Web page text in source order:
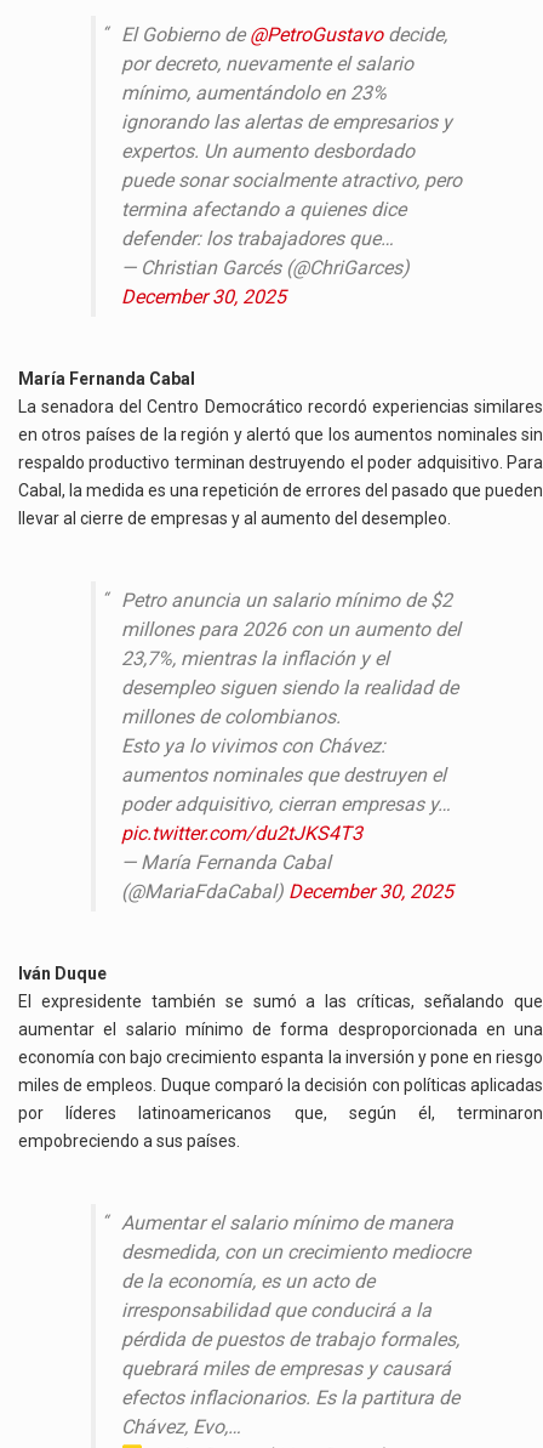
El Gobierno de@PetroGustavodecide,
por decreto, nuevamente el salario
mínimo, aumentándolo en 23%
ignorando las alertas de empresarios y
expertos. Un aumento desbordado
puede sonar socialmente atractivo, pero
termina afectando a quienes dice
defender: los trabajadores que…
— Christian Garcés (@ChriGarces)
December 30, 2025
María Fernanda Cabal
La senadora del Centro Democrático recordó experiencias similares
en otros países de la región y alertó que los aumentos nominales sin
respaldo productivo terminan destruyendo el poder adquisitivo. Para
Cabal, la medida es una repetición de errores del pasado que pueden
llevar al cierre de empresas y al aumento del desempleo.
Petro anuncia un salario mínimo de $2
millones para 2026 con un aumento del
23,7%, mientras la inflación y el
desempleo siguen siendo la realidad de
millones de colombianos.
Esto ya lo vivimos con Chávez:
aumentos nominales que destruyen el
poder adquisitivo, cierran empresas y…
pic.twitter.com/du2tJKS4T3
— María Fernanda Cabal
(@MariaFdaCabal) December 30, 2025
Iván Duque
El expresidente también se sumó a las críticas, señalando que
aumentar el salario mínimo de forma desproporcionada en una
economía con bajo crecimiento espanta la inversión y pone en riesgo
miles de empleos. Duque comparó la decisión con políticas aplicadas
por líderes latinoamericanos que, según él, terminaron
empobreciendo a sus países.
Aumentar el salario mínimo de manera
desmedida, con un crecimiento mediocre
de la economía, es un acto de
irresponsabilidad que conducirá a la
pérdida de puestos de trabajo formales,
quebrará miles de empresas y causará
efectos inflacionarios. Es la partitura de
Chávez, Evo,…